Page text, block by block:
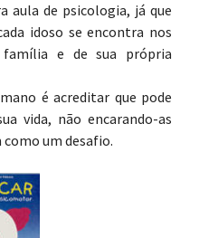
aula de psicologia, já que
idoso se encontra nos
família e de sua própria
é acreditar que pode
vida, não encarando-as
um desafio.